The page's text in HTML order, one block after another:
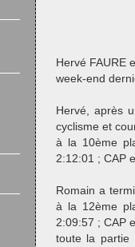
Hervé FAURE
week-end
Hervé, après
cyclisme et
à la 10ème
2:12:01 ; CAP
Romain a
à la 12ème
2:09:57 ; CAP
toute la partie